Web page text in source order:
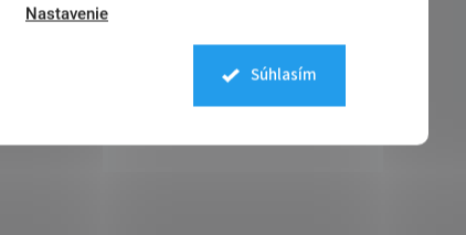
Nastavenie
Súhlasím